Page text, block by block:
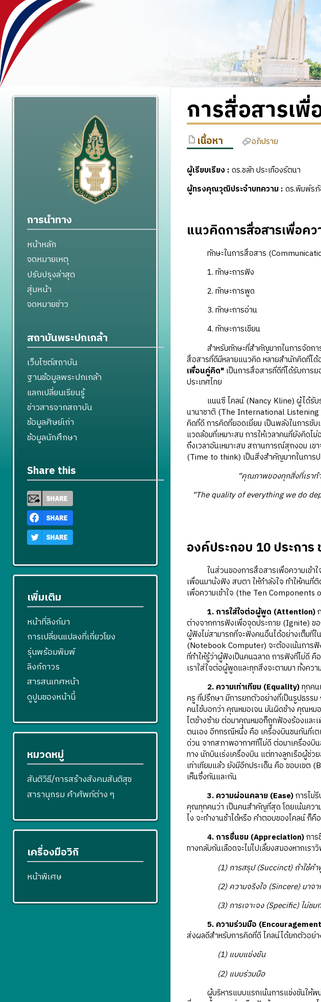
การสื่อสารเพื่
เนื้อหา อภิปราย
ผู้เรียบเรียง : ดร.ชลัท ประเทืองรัตนา
ผู้ทรงคุณวุฒิประจำบทความ : ดร.พิมพ์ร
แนวคิดการสื่อสารเพื่อคว
ทักษะในการสื่อสาร
1. ทักษะการฟัง
2. ทักษะการพูด
3. ทักษะการอ่าน
4. ทักษะการเขียน
สำหรับทักษะที่สำคัญมากในการจัดการค
สื่อสารที่ดีมีหลายแนวคิด หลายสำนักคิดที่ได้
เพื่อนคู่คิด"เป็นการสื่อสารที่ดีที่ได้รับการย
ประเทศไทย
แนนซี ไคลน์ (Nancy Kline) ผู้ได้รับรา
นานาชาติ (The International Listening
คิดที่ดี การคิดที่ยอดเยี่ยม เป็นพลังในการขั
แวดล้อมที่เหมาะสม การให้เวลาคนที่ยังคิดไ
ถึงเวลาอันเหมาะสม สถานการณ์สุกงอม เ
(Time to think) เป็นสิ่งสำคัญมากในการ
“คุณภาพของทุกสิ่งที่เรา
“The quality of everything we do
องค์ประกอบ 10 ประการ
ในส่วนของการสื่อสารเพื่อความเข้าใจ
เพื่อนมานั่งฟัง สบตา ให้กำลังใจ ทำให้คนที่
เพื่อความเข้าใจ (the Ten
1. การใส่ใจต่อผู้พูด (Attention)
ต่างจากการฟังเพื่อจุดประกาย (Ignite) ข
ผู้ฟังไม่สามารถที่จะฟังคนอื่นได้อย่างเต็มที่
(Notebook Computer) จะต้องเน้นการฟั
ที่ทำให้รู้ว่าผู้ฟังเป็นคนฉลาด การฟังที่ไม่ดี
เราใส่ใจต่อผู้พูดและทุกสิ่งจะตามมา ทั้งคว
2. ความเท่าเทียม (Equality)ทุกคน
ครู ที่ปรึกษา มีการยกตัวอย่างที่เป็นรูปธรร
คนไข้บอกว่า คุณหมอเจน มันผิดข้าง คุณหม
ไตข้างซ้าย ต่อมาคุณหมอก็ถูกฟ้องร้องและเ
ตนเอง อีกกรณีหนึ่ง คือ เครื่องบินชนกันที่เ
ด่วน จากสภาพอากาศที่ไม่ดี ต่อมาเครื่องบิ
ทาง นักบินเร่งเครื่องบิน แต่ทางลูกเรือผู้ช่
เท่าเทียมแล้ว ยังมีอีกประเด็น คือ ขอบเขต
เห็นซึ่งกันและกัน
3. ความผ่อนคลาย (Ease)การไม่รี
คุณทุกคนว่า เป็นคนสำคัญที่สุด โดยเน้นควา
ไง จะทำงานช้าได้หรือ คำตอบของไคลน์ ก็
4. การชื่นชม (Appreciation)การ
ทางกลับกันเลือดจะไม่ไปเลี้ยงสมองหากเ
(1) การสรุป (Succinct) ถ้าใช้คำพู
(2) ความจริงใจ (Sincere) มาจากใ
(3) การเจาะจง (Specific) ไม่ชมกว้
5. ความร่วมมือ
ส่งผลดีสำหรับการคิดที่ดี ไคลน์ได้ยกตัวอย่
(1) แบบแข่งขัน
(2) แบบร่วมมือ
ผู้บริหารแบบแรกเน้นการแข่งขันให้พนัก
การนำทาง
หน้าหลัก
จดหมายเหตุ
ปรับปรุงล่าสุด
สุ่มหน้า
จดหมายข่าว
สถาบันพระปกเกล้า
เว็บไซต์สถาบัน
ฐานข้อมูลพระปกเกล้า
แลกเปลี่ยนเรียนรู้
ข่าวสารจากสถาบัน
ข้อมูลศิษย์เก่า
ข้อมูลนักศึกษา
Share this
เพิ่มเติม
หน้าที่ลิงก์มา
การเปลี่ยนแปลงที่เกี่ยวโยง
รุ่นพร้อมพิมพ์
ลิงก์ถาวร
สารสนเทศหน้า
ดูปูมของหน้านี้
หมวดหมู่
สันติวิธี/การสร้างสังคมสันติสุข
สารานุกรม คำศัพท์ต่าง ๆ
เครื่องมือวิกิ
หน้าพิเศษ